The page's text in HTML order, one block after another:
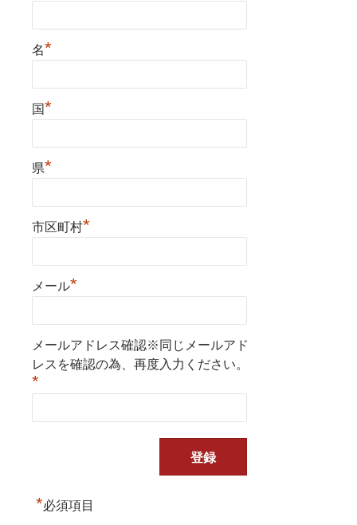
名*
国*
県*
市区町村*
メール*
メールアドレス確認※同じメールアド
レスを確認の為、再度入力ください。
*
*必須項目